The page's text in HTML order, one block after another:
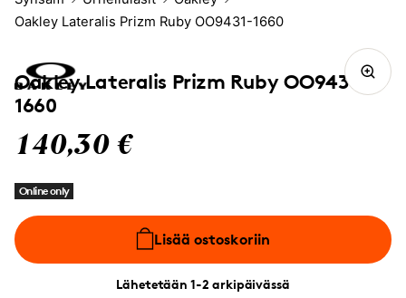
Oakley Lateralis Prizm Ruby OO9431-1660
Oakley Lateralis Prizm Ruby OO9431-
1660
140,30 €
Online only
Lisää ostoskoriin
Lähetetään 1-2 arkipäivässä